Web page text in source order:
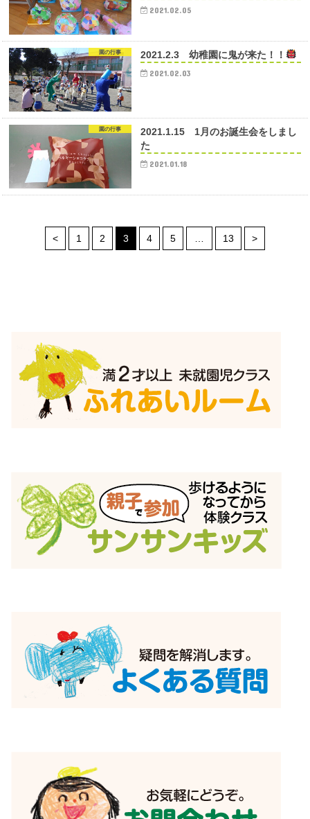
2021.02.05
園の行事 2021.2.3 幼稚園に鬼が来た！！
2021.02.03
園の行事
2021.1.15 1月のお誕生会をしまし
た
2021.01.18
< 1 2 3 4 5 … 13 >